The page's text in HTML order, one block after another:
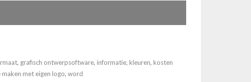
, grafisch ontwerpsoftware, informatie, kleuren, kosten
met eigen logo, word